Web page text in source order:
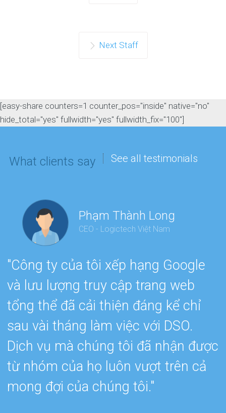
Next Staff
[easy-share counters=1 counter_pos="inside" native="no"
hide_total="yes" fullwidth="yes" fullwidth_fix="100"]
What clients say See all testimonials
Phạm Thành Long
CEO - Logictech Việt Nam
"Công ty của tôi xếp hạng Google
và lưu lượng truy cập trang web
tổng thể đã cải thiện đáng kể chỉ
sau vài tháng làm việc với DSO.
Dịch vụ mà chúng tôi đã nhận được
từ nhóm của họ luôn vượt trên cả
mong đợi của chúng tôi."